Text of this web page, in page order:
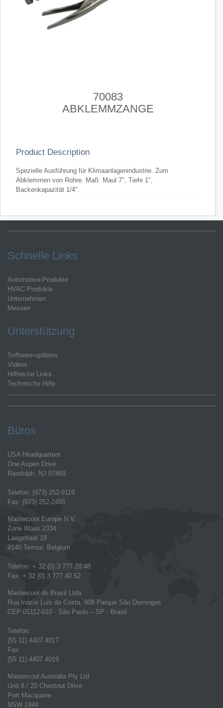
70083
ABKLEMMZANGE
Product Description
Spezielle Ausführung für Klimaanlagenindustrie. Zum
Abklemmen von Rohre. Maß: Maul 7″, Tiefe 1″,
Backenkapazität 1/4″.
Schnelle Links
Automotive-Produkte
HVAC-Produkte
Unternehmen
Messen
Unterstützung
Software-updates
Videos
Hilfreiche Links
Technische Hilfe
Büros
USA Headquarters
One Aspen Drive
Randolph, NJ 07869
Telefon: (973) 252-9119
Fax: (973) 252-2455
Mastercool Europe N.V.
Zone Waas 2334
Laagstraat 19
9140 Temse, Belgium
Telefon: + 32 (0) 3 777 28 48
Fax: + 32 (0) 3 777 40 62
Mastercool do Brasil Ltda
Rua Inácio Luis da Costa, 908 Parque São Domingos
CEP 05112-010 - São Paulo – SP - Brasil
Telefon:
(55 11) 4407 4017
Fax:
(55 11) 4407 4019
Mastercool Australia Pty Ltd
Unit 8 / 20 Chestnut Drive
Port Macquarie
NSW 2444